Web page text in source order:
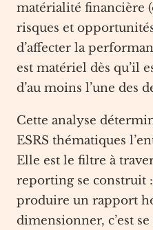
matérialité financière
risques et
d’affecter la
est matériel dès qu’il
d’au moins l’une des
Cette analyse
ESRS thématiques
Elle est le filtre à
reporting se construit :
produire un rapport
dimensionner, c’est